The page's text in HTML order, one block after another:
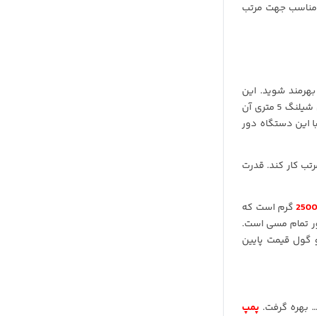
مناسب جهت مرتب
بهرمند شوید. این
روی شیلنگ 5 متری آن
خودرو را با این دستگاه دور
کار کند. قدرت
2500گرم است که
تمام مسی است.
گول قیمت پایین
بهره گرفت. پمپ